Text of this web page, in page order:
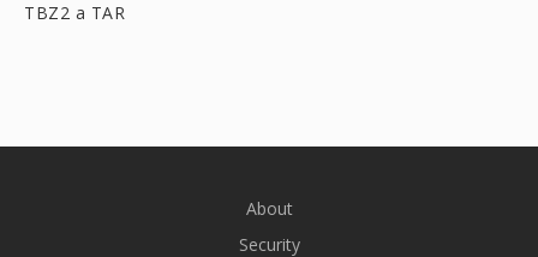
TBZ2 a TAR
About
Security